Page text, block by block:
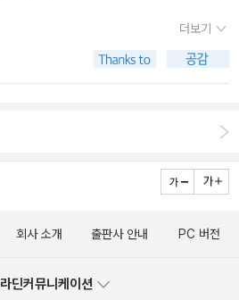
동의 개인화가 유행처럼 번지면서 균열
고 할 수 있는 노동의 외주화가 바이
쓸고 있다. 우리 사회의 대표적인 균열
품을 신속히 배달하는 서비스였다면,
했던 과거의 방식과 달리 운영된다. 음
회에서 근로자로 간주되지 않는다. 야
, 레미콘기사, 채권추심원, 골프장캐디,
의 무분별한 탐욕을 막는 데 일조했다.
하는 경제민주화 담론은 ‘갑’이 국내
조를 깨뜨리기에 역부족이었다. 뜨겁게
지위를 이용한 갑의 횡포는 도를 넘어
이 횡포 수준을 넘어 사회에 악영향을
에게 군림하는 현상이 증가하는 사회가
갑을관계를 바탕으로 하청사회를 떠받
2009)* 프란츠 카프카, 루이스 스카파티
프란츠 카프카 《변신. 시골의사》
Samsa)는 자신이 어느 날 아침 벌레
아차리고도 우선은 그냥 한숨 늘어지게
직장인의 마음을 대변한다. 잠자는 가족
박한다. 그는 오년 동안 일하면서 한 번
더보기
회사 소개 출판사 안내 PC 버전
딘커뮤니케이션